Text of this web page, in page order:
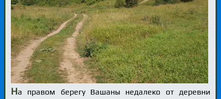
На правом берегу Вашаны недалеко от деревни